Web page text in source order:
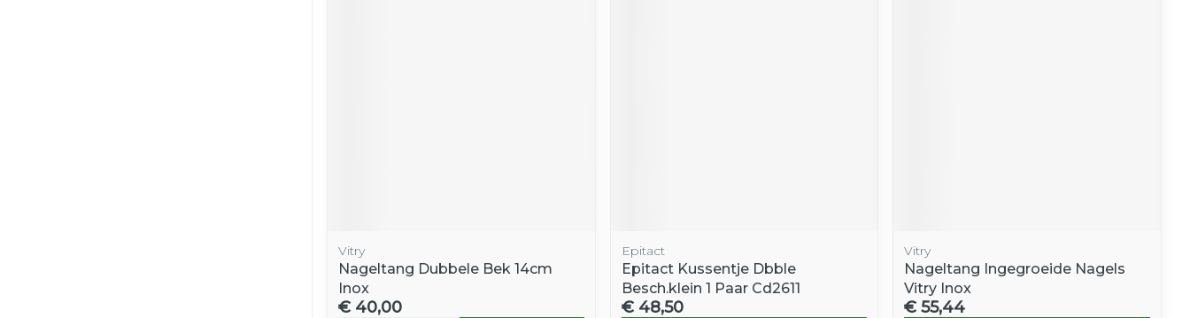
Vitry
Nageltang Dubbele Bek 14cm
Inox
€ 40,00
Epitact
Epitact Kussentje Dbble
Besch.klein 1 Paar Cd2611
€ 48,50
Vitry
Nageltang Ingegroeide Nagels
Vitry Inox
€ 55,44